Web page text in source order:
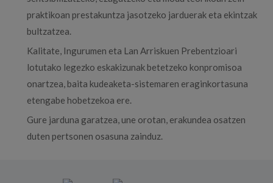
praktikoan prestakuntza jasotzeko jarduerak eta ekintzak
bultzatzea.
Kalitate, Ingurumen eta Lan Arriskuen Prebentzioari
lotutako legezko eskakizunak betetzeko konpromisoa
onartzea, baita kudeaketa-sistemaren eraginkortasuna
etengabe hobetzekoa ere.
Gure jarduna garatzea, une orotan, erakundea osatzen
duten pertsonen osasuna zainduz.